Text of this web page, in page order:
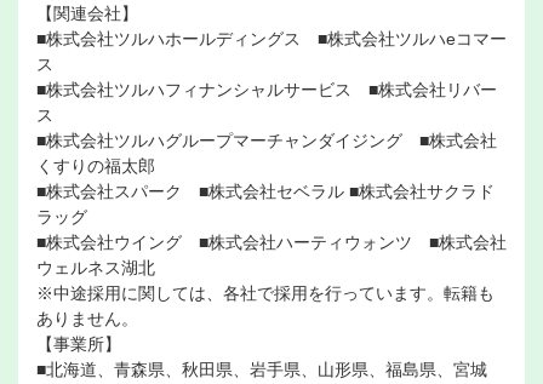
【関連会社】
■株式会社ツルハホールディングス ■株式会社ツルハeコマー
ス
■株式会社ツルハフィナンシャルサービス ■株式会社リバー
ス
■株式会社ツルハグループマーチャンダイジング ■株式会社
くすりの福太郎
■株式会社スパーク ■株式会社セベラル ■株式会社サクラド
ラッグ
■株式会社ウイング ■株式会社ハーティウォンツ ■株式会社
ウェルネス湖北
※中途採用に関しては、各社で採用を行っています。転籍も
ありません。
【事業所】
■北海道、青森県、秋田県、岩手県、山形県、福島県、宮城